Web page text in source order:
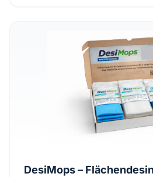
DesiMops –